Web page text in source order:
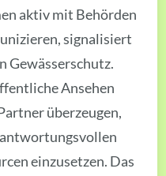
aktiv mit Behörden
signalisiert
Gewässerschutz.
Ansehen
überzeugen,
einzusetzen. Das